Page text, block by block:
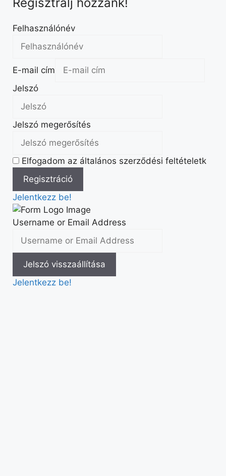
Felhasználónév
E-mail cím
Jelszó
Jelszó megerősítés
Elfogadom az általános szerződési feltételetk
Jelentkezz be!
Username or Email Address
Jelentkezz be!